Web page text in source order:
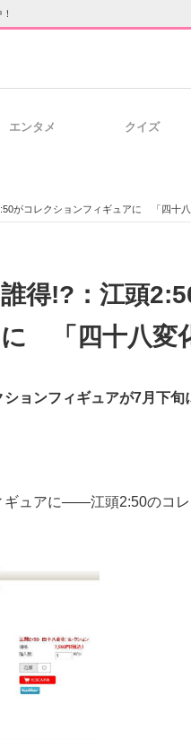
サイト 企業向けIT製品の
トの話題
エンタメ クイズ
がコレクションフィギュアに 「四十
誰得!?：江頭
に 「四十八変
ョンフィギュアが7月下
ュアに――江頭2:50のコレ